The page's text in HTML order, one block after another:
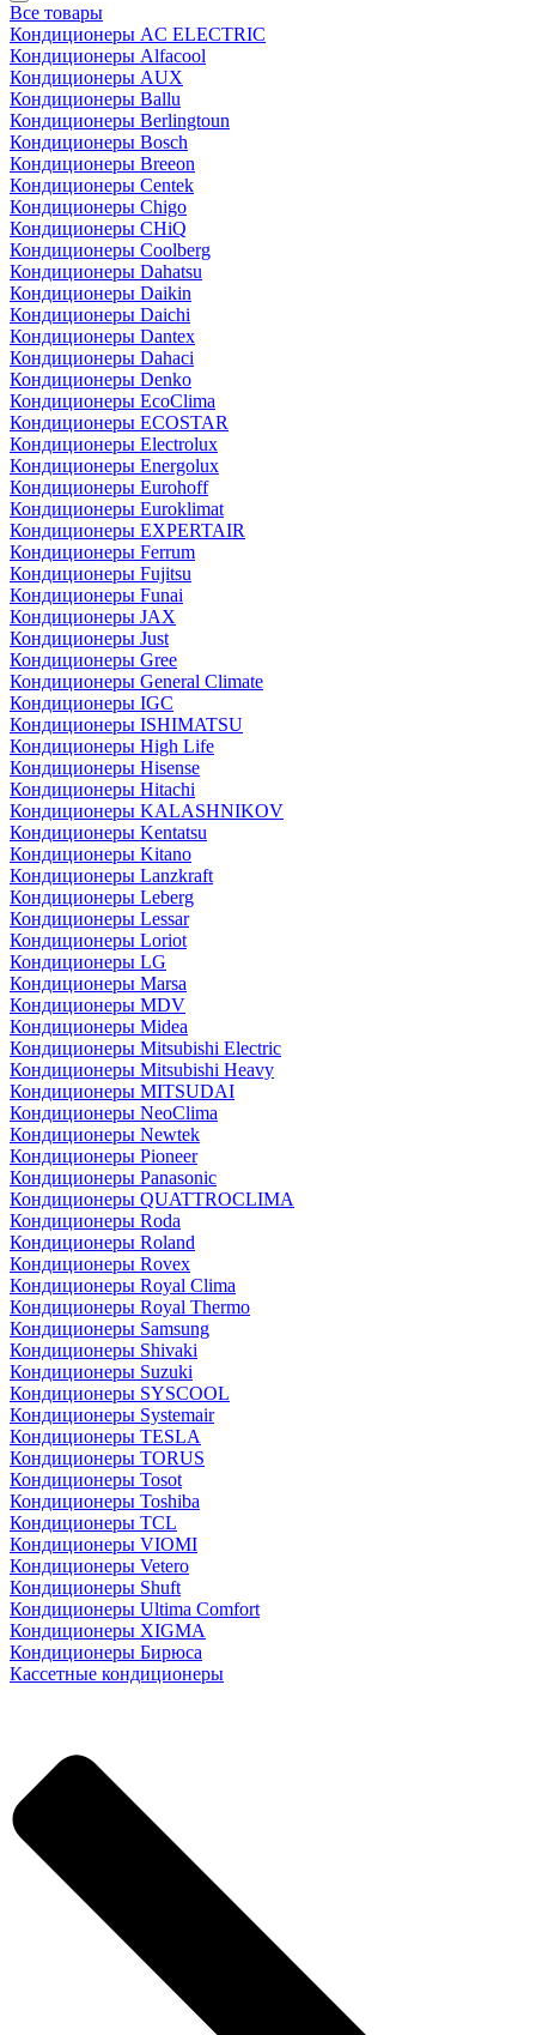
Все товары
Кондиционеры AC ELECTRIC
Кондиционеры Alfacool
Кондиционеры AUX
Кондиционеры Ballu
Кондиционеры Berlingtoun
Кондиционеры Bosch
Кондиционеры Breeon
Кондиционеры Centek
Кондиционеры Chigo
Кондиционеры CHiQ
Кондиционеры Coolberg
Кондиционеры Dahatsu
Кондиционеры Daikin
Кондиционеры Daichi
Кондиционеры Dantex
Кондиционеры Dahaci
Кондиционеры Denko
Кондиционеры EcoClima
Кондиционеры ECOSTAR
Кондиционеры Electrolux
Кондиционеры Energolux
Кондиционеры Eurohoff
Кондиционеры Euroklimat
Кондиционеры EXPERTAIR
Кондиционеры Ferrum
Кондиционеры Fujitsu
Кондиционеры Funai
Кондиционеры JAX
Кондиционеры Just
Кондиционеры Gree
Кондиционеры General Climate
Кондиционеры IGC
Кондиционеры ISHIMATSU
Кондиционеры High Life
Кондиционеры Hisense
Кондиционеры Hitachi
Кондиционеры KALASHNIKOV
Кондиционеры Kentatsu
Кондиционеры Kitano
Кондиционеры Lanzkraft
Кондиционеры Leberg
Кондиционеры Lessar
Кондиционеры Loriot
Кондиционеры LG
Кондиционеры Marsa
Кондиционеры MDV
Кондиционеры Midea
Кондиционеры Mitsubishi Electric
Кондиционеры Mitsubishi Heavy
Кондиционеры MITSUDAI
Кондиционеры NeoClima
Кондиционеры Newtek
Кондиционеры Pioneer
Кондиционеры Panasonic
Кондиционеры QUATTROCLIMA
Кондиционеры Roda
Кондиционеры Roland
Кондиционеры Rovex
Кондиционеры Royal Clima
Кондиционеры Royal Thermo
Кондиционеры Samsung
Кондиционеры Shivaki
Кондиционеры Suzuki
Кондиционеры SYSCOOL
Кондиционеры Systemair
Кондиционеры TESLA
Кондиционеры TORUS
Кондиционеры Tosot
Кондиционеры Toshiba
Кондиционеры TCL
Кондиционеры VIOMI
Кондиционеры Vetero
Кондиционеры Shuft
Кондиционеры Ultima Comfort
Кондиционеры XIGMA
Кондиционеры Бирюса
Кассетные кондиционеры